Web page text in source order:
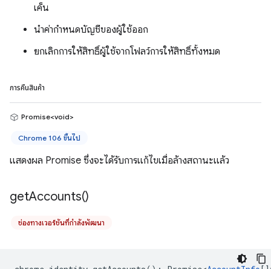
เค็น
นำค่ากำหนดบัญชีของผู้ใช้ออก
ยกเลิกการให้สิทธิ์ผู้ใช้จากโฟลว์การให้สิทธิ์ทั้งหมด
การคืนสินค้า
Promise<void>
Chrome 106 ขึ้นไป
แสดงผล Promise ซึ่งจะได้รับการแก้ไขเมื่อล้างสถานะแล้ว
getAccounts()
ช่องทางเวอร์ชันที่กำลังพัฒนา